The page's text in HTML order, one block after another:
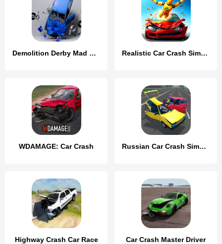
Demolition Derby Mad Car Crash Realistic Car Crash Simulator
WDAMAGE: Car Crash Russian Car Crash Simulator
Highway Crash Car Race Car Crash Master Driver